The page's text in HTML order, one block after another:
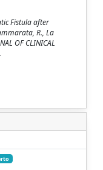
Fistula after
R., La
OF CLINICAL